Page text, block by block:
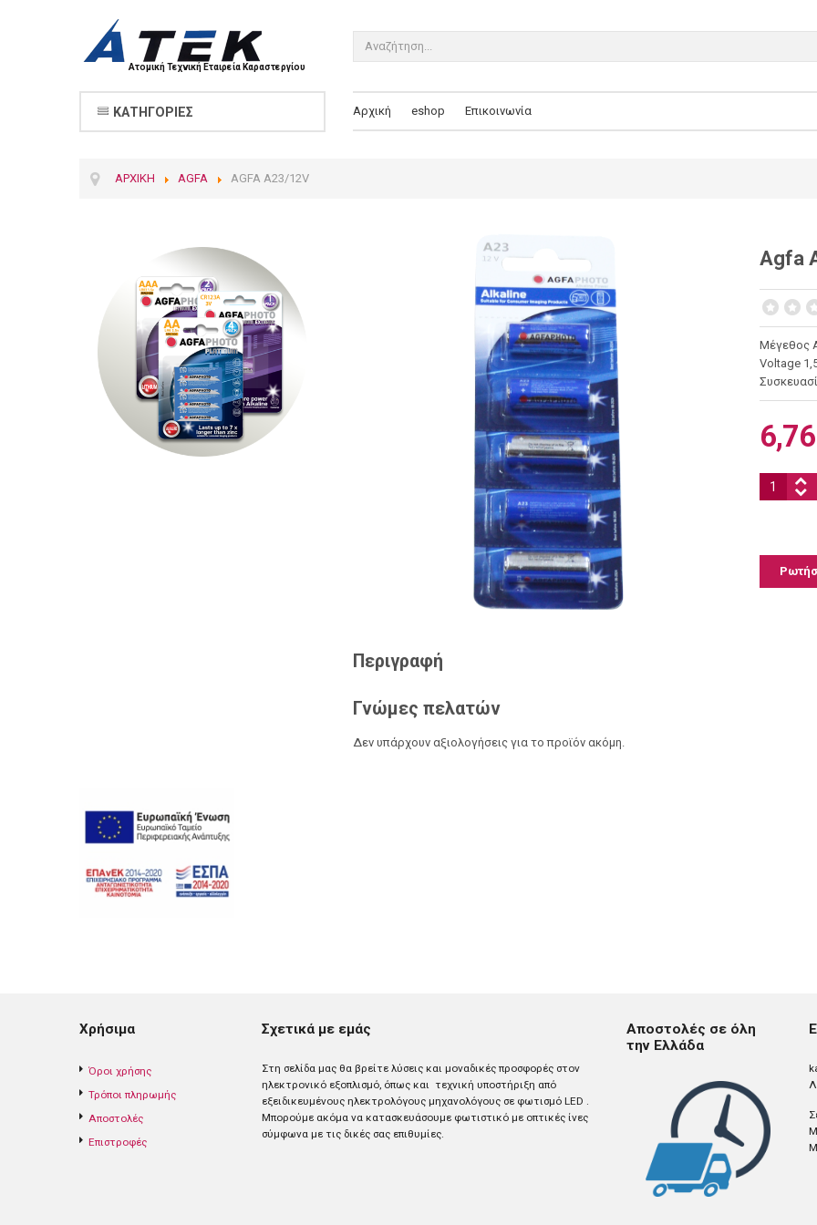
Ατομική Τεχνική Εταιρεία Καραστεργίου
ΚΑΤΗΓΟΡΊΕΣ Αρχική eshop Επικοινωνία
ΑΡΧΙΚΉ AGFA AGFA A23/12V
Agfa
Μέγεθος
Voltage
Ποσότητα:
Περιγραφή
Γνώμες πελατών
Δεν υπάρχουν αξιολογήσεις για το προϊόν ακόμη.
Χρήσιμα
Όροι χρήσης
Τρόποι πληρωμής
Αποστολές
Επιστροφές
Σχετικά με εμάς
Στη σελίδα μας θα βρείτε λύσεις και μοναδικές προσφορές στον
ηλεκτρονικό εξοπλισμό, όπως και τεχνική υποστήριξη από
εξειδικευμένους ηλεκτρολόγους μηχανολόγους σε φωτισμό LED .
Mπορούμε ακόμα να κατασκευάσουμε φωτιστικό με οπτικές ίνες
σύμφωνα με τις δικές σας επιθυμίες.
Αποστολές σε όλη
την Ελλάδα